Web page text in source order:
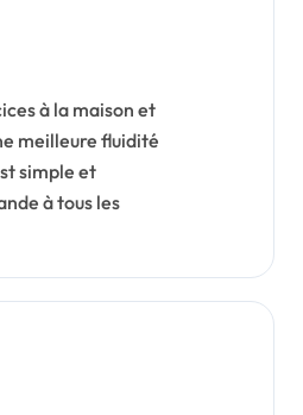
à la maison et
meilleure fluidité
simple et
à tous les